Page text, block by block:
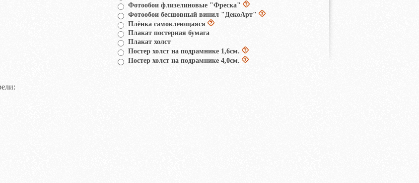
Фотообои флизелиновые "Фреска"
Фотообои бесшовный винил "ДекоАрт"
Плёнка самоклеющаяся
Плакат постерная бумага
Плакат холст
Постер холст на подрамнике 1,6см.
Постер холст на подрамнике 4,0см.